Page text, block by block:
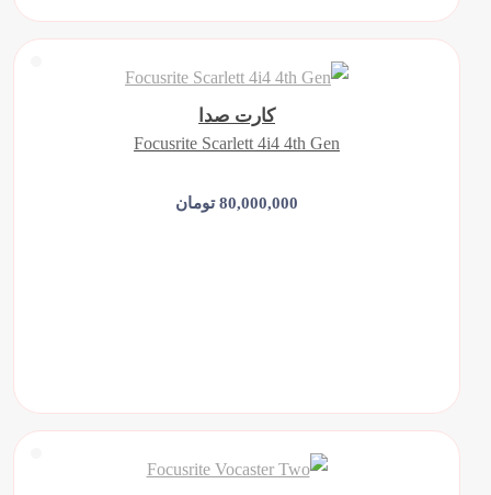
کارت صدا
Focusrite Scarlett 4i4 4th Gen
80,000,000 تومان